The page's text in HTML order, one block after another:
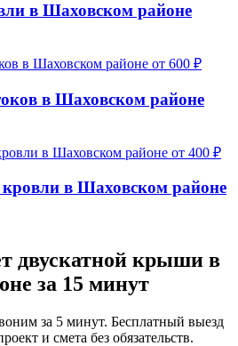
в Шаховском районе
от 600 ₽
в Шаховском районе
от 400 ₽
в Шаховском районе
двускатной крыши в
за 15 минут
за 5 минут. Бесплатный выезд
и смета без обязательств.